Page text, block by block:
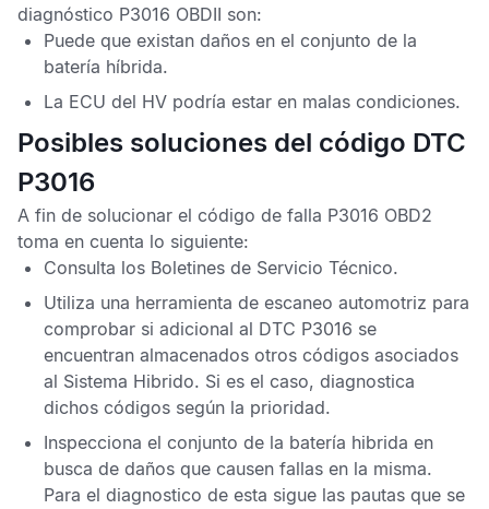
diagnóstico P3016 OBDII son:
Puede que existan daños en el conjunto de la
batería híbrida.
La ECU del HV podría estar en malas condiciones.
Posibles soluciones del código DTC
P3016
A fin de solucionar el código de falla P3016 OBD2
toma en cuenta lo siguiente:
Consulta los Boletines de Servicio Técnico.
Utiliza una herramienta de escaneo automotriz para
comprobar si adicional al DTC P3016 se
encuentran almacenados otros códigos asociados
al Sistema Hibrido. Si es el caso, diagnostica
dichos códigos según la prioridad.
Inspecciona el conjunto de la batería hibrida en
busca de daños que causen fallas en la misma.
Para el diagnostico de esta sigue las pautas que se